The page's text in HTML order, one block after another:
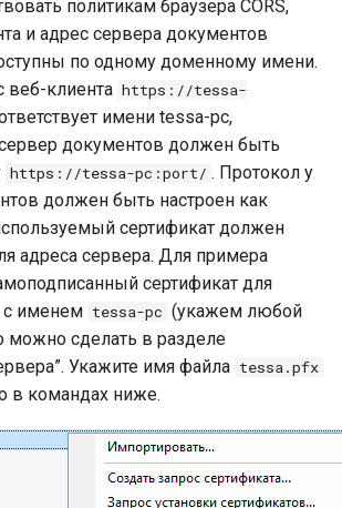
политикам браузера CORS,
и адрес сервера документов
по одному доменному имени.
веб-клиента https://tessa-
имени tessa-pc,
документов должен быть
https://tessa-pc:port/ . Протокол у
должен быть настроен как
сертификат должен
адреса сервера. Для примера
сертификат для
с именем tessa-pc (укажем любой
можно сделать в разделе
Укажите имя файла tessa.pfx
в командах ниже.